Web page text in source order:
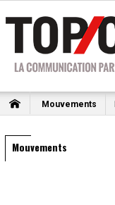
Mouvements
Mouvements